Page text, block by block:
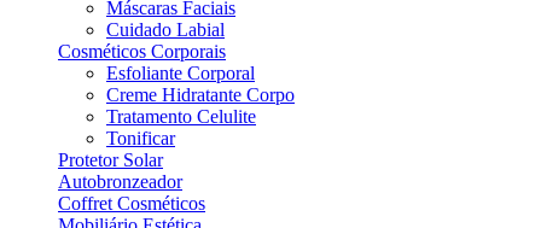
Máscaras Faciais
Cuidado Labial
Cosméticos Corporais
Esfoliante Corporal
Creme Hidratante Corpo
Tratamento Celulite
Tonificar
Protetor Solar
Autobronzeador
Coffret Cosméticos